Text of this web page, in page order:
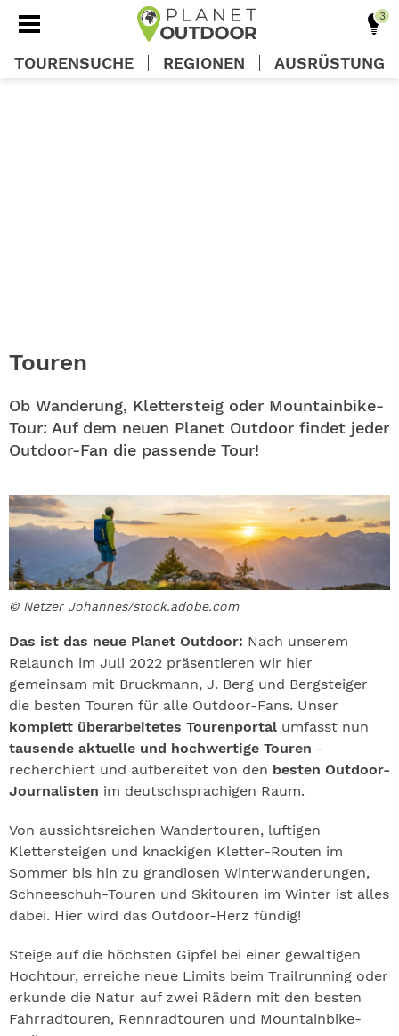
Touren
Ob Wanderung, Klettersteig oder Mountainbike-
Tour: Auf dem neuen Planet Outdoor findet jeder
Outdoor-Fan die passende Tour!
© Netzer Johannes/stock.adobe.com
Das ist das neue Planet Outdoor: Nach unserem
Relaunch im Juli 2022 präsentieren wir hier
gemeinsam mit Bruckmann, J. Berg und Bergsteiger
die besten Touren für alle Outdoor-Fans. Unser
komplett überarbeitetes Tourenportal umfasst nun
tausende aktuelle und hochwertige Touren -
recherchiert und aufbereitet von den besten Outdoor-
Journalisten im deutschsprachigen Raum.
Von aussichtsreichen Wandertouren, luftigen
Klettersteigen und knackigen Kletter-Routen im
Sommer bis hin zu grandiosen Winterwanderungen,
Schneeschuh-Touren und Skitouren im Winter ist alles
dabei. Hier wird das Outdoor-Herz fündig!
Steige auf die höchsten Gipfel bei einer gewaltigen
Hochtour, erreiche neue Limits beim Trailrunning oder
erkunde die Natur auf zwei Rädern mit den besten
Fahrradtouren, Rennradtouren und Mountainbike-
TOURENSUCHE REGIONEN AUSRÜSTUNG
OUTDOOR DEALS
ABO
GEWINNEN
NEWSLETTER
ALLE THEMEN
SHOP